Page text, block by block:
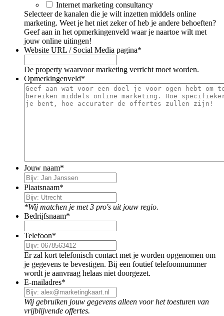
Internet marketing consultancy
Selecteer de kanalen die je wilt inzetten middels online
marketing. Weet je het niet zeker of heb je andere behoeften?
Geef aan in het opmerkingenveld waar je naartoe wilt met
jouw online uitingen!
Website URL / Social Media pagina*
De property waarvoor marketing verricht moet worden.
Opmerkingenveld*
Jouw naam*
Plaatsnaam*
*Wij matchen je met 3 pro's uit jouw regio.
Bedrijfsnaam*
Telefoon*
Er zal kort telefonisch contact met je worden opgenomen om
je gegevens te bevestigen. Bij een foutief telefoonnummer
wordt je aanvraag helaas niet doorgezet.
E-mailadres*
Wij gebruiken jouw gegevens alleen voor het toesturen van
vrijblijvende offertes.